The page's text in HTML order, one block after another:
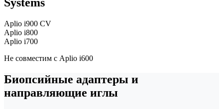
Systems
Aplio i900 CV
Aplio i800
Aplio i700
Не совместим с Aplio i600
Биопсийные адаптеры и
направляющие иглы